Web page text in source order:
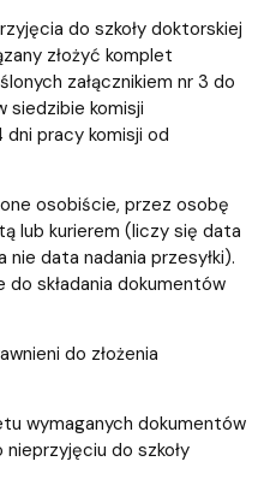
do szkoły doktorskiej
złożyć komplet
załącznikiem nr 3 do
siedzibie komisji
pracy komisji od
osobiście, przez osobę
lub kurierem (liczy się data
nie data nadania przesyłki).
składania dokumentów
do złożenia
wymaganych dokumentów
do szkoły